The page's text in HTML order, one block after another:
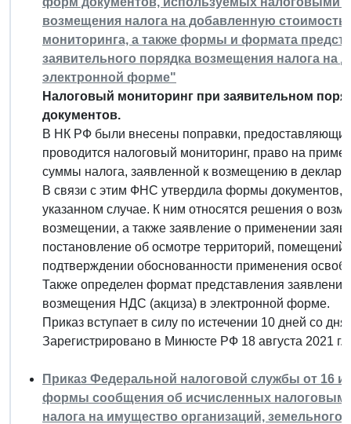
возмещения налога на добавленную стоимость
мониторинга, а также формы и формата
заявительного порядка возмещения налога на
электронной форме"
Налоговый мониторинг при заявительном
документов.
В НК РФ были внесены поправки,
проводится налоговый мониторинг, право на
суммы налога, заявленной к возмещению в
В связи с этим ФНС утвердила формы документов,
указанном случае. К ним относятся решения о
возмещении, а также заявление о применении
постановление об осмотре территорий,
подтверждении обоснованности применения
Также определен формат представления
возмещения НДС (акциза) в электронной форме.
Приказ вступает в силу по истечении 10 дней со
Зарегистрировано в Минюсте РФ 18 августа 2021
Приказ Федеральной налоговой службы от 16
формы сообщения об исчисленных налоговым
налога на имущество организаций, земельного